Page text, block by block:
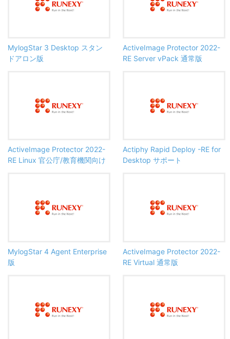
MylogStar 3 Desktop スタン
ドアロン版
ActiveImage Protector 2022-
RE Server vPack 通常版
ActiveImage Protector 2022-
RE Linux 官公庁/教育機関向け
Actiphy Rapid Deploy -RE for
Desktop サポート
MylogStar 4 Agent Enterprise
版
ActiveImage Protector 2022-
RE Virtual 通常版